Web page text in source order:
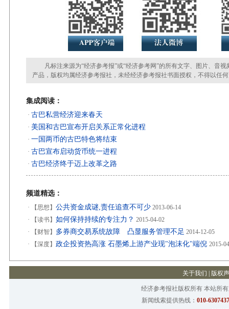
凡标注来源为“经济参考报”或“经济参考网”的所有文字、图片、音视
产品，版权均属经济参考报社，未经经济参考报社书面授权，不得以任
集成阅读：
· 古巴私营经济迎来春天
· 美国和古巴宣布开启关系正常化进程
· 一国两币的古巴特色将结束
· 古巴宣布启动货币统一进程
· 古巴经济终于迈上改革之路
频道精选：
· 【思想】 公共资金成谜,责任追查不可少 2013-06-14
·
【读书】 如何保持持续的专注力？ 2015-04-02
·
【财智】 多券商交易系统故障 凸显服务管理不足 2014-12-05
·
【深度】 政企投资热高涨 石墨烯上游产业现"泡沫化"端倪 2015-
关于我们 版权
经济参考报社版权所有 本站所
新闻线索提供热线： 010-